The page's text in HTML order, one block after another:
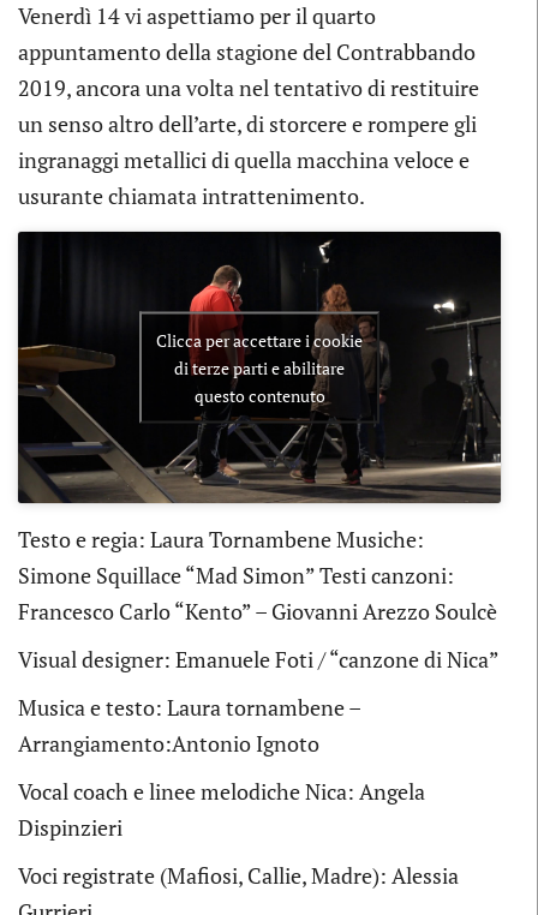
Venerdì 14 vi aspettiamo per il quarto
appuntamento della stagione del Contrabbando
2019, ancora una volta nel tentativo di restituire
un senso altro dell’arte, di storcere e rompere gli
ingranaggi metallici di quella macchina veloce e
usurante chiamata intrattenimento.
Clicca per accettare i cookie
di terze parti e abilitare
questo contenuto
Testo e regia: Laura Tornambene Musiche:
Simone Squillace “Mad Simon” Testi canzoni:
Francesco Carlo “Kento” – Giovanni Arezzo Soulcè
Visual designer: Emanuele Foti / “canzone di Nica”
Musica e testo: Laura tornambene –
Arrangiamento:Antonio Ignoto
Vocal coach e linee melodiche Nica: Angela
Dispinzieri
Voci registrate (Mafiosi, Callie, Madre): Alessia